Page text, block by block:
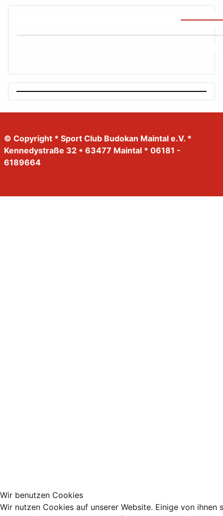
© Copyright * Sport Club Budokan Maintal e.V. *
Kennedystraße 32 * 63477 Maintal * 06181 -
6189664
Wir benutzen Cookies
Wir nutzen Cookies auf unserer Website. Einige von